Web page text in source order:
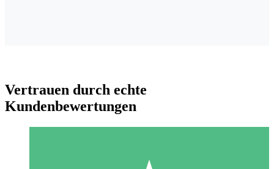
Vertrauen durch echte
Kundenbewertungen